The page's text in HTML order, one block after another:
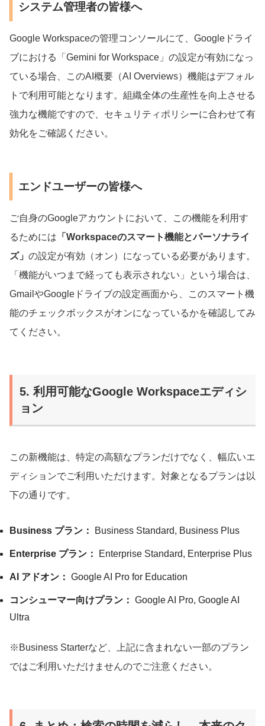
システム管理者の皆様へ
Google Workspaceの管理コンソールにて、Googleドライ
ブにおける「Gemini for Workspace」の設定が有効になっ
ている場合、このAI概要（AI Overviews）機能はデフォル
トで利用可能となります。組織全体の生産性を向上させる
強力な機能ですので、セキュリティポリシーに合わせて有
効化をご確認ください。
エンドユーザーの皆様へ
ご自身のGoogleアカウントにおいて、この機能を利用す
るためには 「Workspaceのスマート機能とパーソナライ
ズ」 の設定が有効（オン）になっている必要があります。
「機能がいつまで経っても表示されない」という場合は、
GmailやGoogleドライブの設定画面から、このスマート機
能のチェックボックスがオンになっているかを確認してみ
てください。
5. 利用可能なGoogle Workspaceエディシ
ョン
この新機能は、特定の高額なプランだけでなく、幅広いエ
ディションでご利用いただけます。対象となるプランは以
下の通りです。
Business プラン： Business Standard, Business Plus
Enterprise プラン： Enterprise Standard, Enterprise Plus
AI アドオン： Google AI Pro for Education
コンシューマー向けプラン： Google AI Pro, Google AI
Ultra
※Business Starterなど、上記に含まれない一部のプラン
ではご利用いただけませんのでご注意ください。